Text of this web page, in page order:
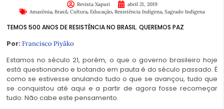
Revista Xapuri
abril 21, 2019
Amazônia, Brasil, Cultura, Educação, Resistência Indígena, Sagrado Indígena
TEMOS 500 ANOS DE RESISTÊNCIA NO BRASIL. QUEREMOS PAZ
Por: Francisco Piyãko
Estamos no século 21, porém, o que o governo brasileiro hoje
está questionando e botando em pauta é do século passado. É
como se estivesse anulando tudo o que se avançou, tudo que
se conquistou até aqui e a partir de agora fosse recomeçar
tudo. Não cabe este pensamento.